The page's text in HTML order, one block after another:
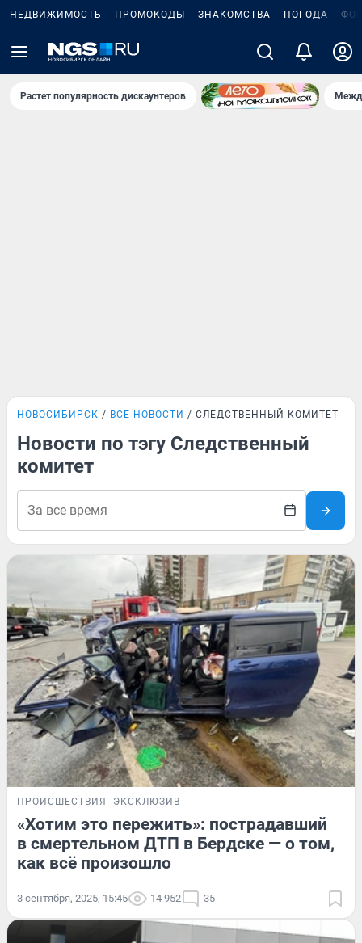
НЕДВИЖИМОСТЬ ПРОМОКОДЫ ЗНАКОМСТВА ПОГОДА
Растет популярность дискаунтеров
НОВОСИБИРСК ВСЕ НОВОСТИ СЛЕДСТВЕННЫЙ КОМИТЕТ
Новости по тэгу Следственный
комитет
ПРОИСШЕСТВИЯ ЭКСКЛЮЗИВ
«Хотим это пережить»: пострадавший
в смертельном ДТП в Бердске — о том,
как всё произошло
3 сентября, 2025, 15:45 14 952 35